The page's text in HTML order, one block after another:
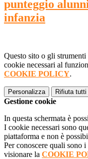
punteggio
infanzia
Questo sito o gli
cookie necessari al
COOKIE POLICY.
Personalizza Rifiuta tutti
Gestione cookie
In questa schermata è
I cookie necessari sono
piattaforma e non è
Per conoscere quali sono
visionare la COOKIE